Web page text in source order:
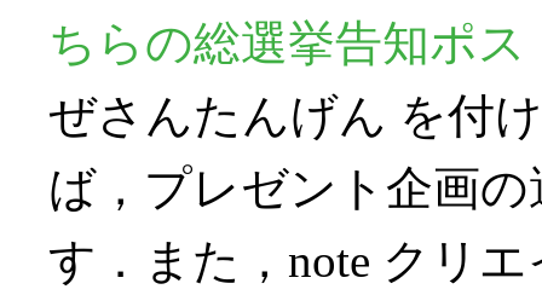
ちらの総選挙告知ポス
ぜさんたんげん を付
ば，プレゼント企画
す．また，note クリ